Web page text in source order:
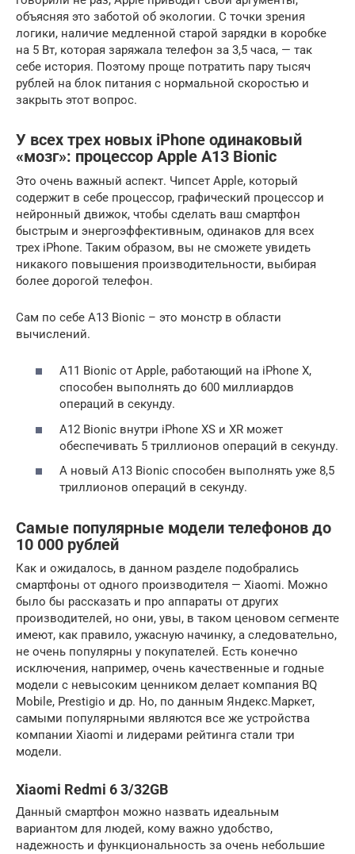
объясняя это заботой об экологии. С точки зрения
логики, наличие медленной старой зарядки в коробке
на 5 Вт, которая заряжала телефон за 3,5 часа, — так
себе история. Поэтому проще потратить пару тысяч
рублей на блок питания с нормальной скоростью и
закрыть этот вопрос.
У всех трех новых iPhone одинаковый
«мозг»: процессор Apple A13 Bionic
Это очень важный аспект. Чипсет Apple, который
содержит в себе процессор, графический процессор и
нейронный движок, чтобы сделать ваш смартфон
быстрым и энергоэффективным, одинаков для всех
трех iPhone. Таким образом, вы не сможете увидеть
никакого повышения производительности, выбирая
более дорогой телефон.
Сам по себе A13 Bionic – это монстр в области
вычислений.
A11 Bionic от Apple, работающий на iPhone X,
способен выполнять до 600 миллиардов
операций в секунду.
A12 Bionic внутри iPhone XS и XR может
обеспечивать 5 триллионов операций в секунду.
А новый A13 Bionic способен выполнять уже 8,5
триллионов операций в секунду.
Самые популярные модели телефонов до
10 000 рублей
Как и ожидалось, в данном разделе подобрались
смартфоны от одного производителя — Xiaomi. Можно
было бы рассказать и про аппараты от других
производителей, но они, увы, в таком ценовом сегменте
имеют, как правило, ужасную начинку, а следовательно,
не очень популярны у покупателей. Есть конечно
исключения, например, очень качественные и годные
модели с невысоким ценником делает компания BQ
Mobile, Prestigio и др. Но, по данным Яндекс.Маркет,
самыми популярными являются все же устройства
компании Xiaomi и лидерами рейтинга стали три
модели.
Xiaomi Redmi 6 3/32GB
Данный смартфон можно назвать идеальным
вариантом для людей, кому важно удобство,
надежность и функциональность за очень небольшие